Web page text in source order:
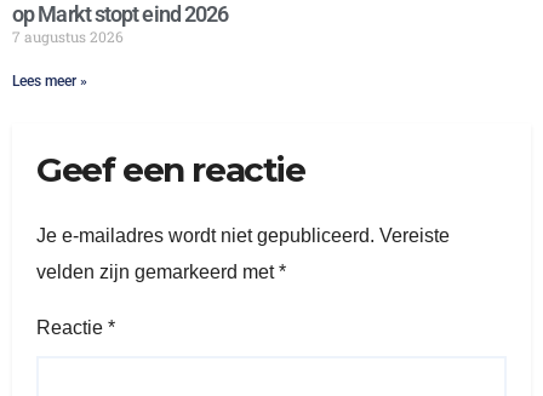
op Markt stopt eind 2026
7 augustus 2026
Lees meer »
Geef een reactie
Je e-mailadres wordt niet gepubliceerd. Vereiste
velden zijn gemarkeerd met*
Reactie *